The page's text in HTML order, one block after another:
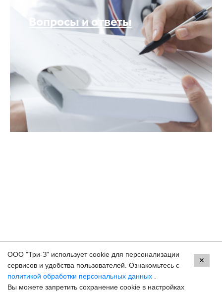
Вопросы и ответы
Контакты
Махачкала, пр.Имама Шамиля, д.24 а/1
ООО "Три-З" использует cookie для персонализации
сервисов и удобства пользователей. Ознакомьтесь с
политикой обработки персональных данных
Вы можете запретить сохранение cookie в настройках
✕